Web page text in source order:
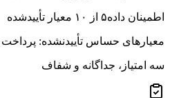
اطمینان داده۵ از ۱۰ معیار تأییدشده
معیارهای حساس تأییدنشده: پرداخت
سه امتیاز، جداگانه و شفاف